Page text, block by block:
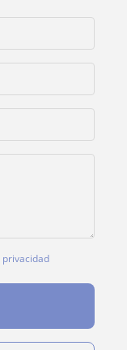
privacidad